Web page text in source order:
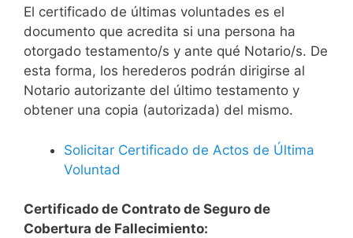
El certificado de últimas voluntades es el
documento que acredita si una persona ha
otorgado testamento/s y ante qué Notario/s. De
esta forma, los herederos podrán dirigirse al
Notario autorizante del último testamento y
obtener una copia (autorizada) del mismo.
Solicitar Certificado de Actos de Última
Voluntad
Certificado de Contrato de Seguro de
Cobertura de Fallecimiento: